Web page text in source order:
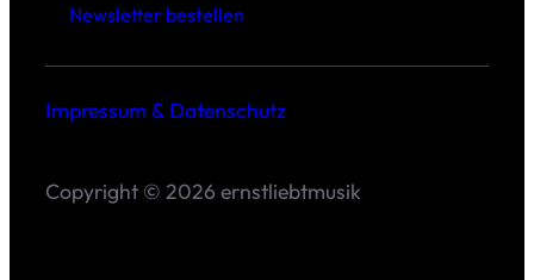
Newsletter bestellen
Impressum & Datenschutz
Copyright © 2026 ernstliebtmusik